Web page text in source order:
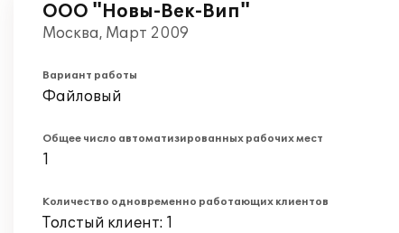
ООО "Новы-Век-Вип"
Москва, Март 2009
Вариант работы
Файловый
Общее число автоматизированных рабочих мест
1
Количество одновременно работающих клиентов
Толстый клиент: 1